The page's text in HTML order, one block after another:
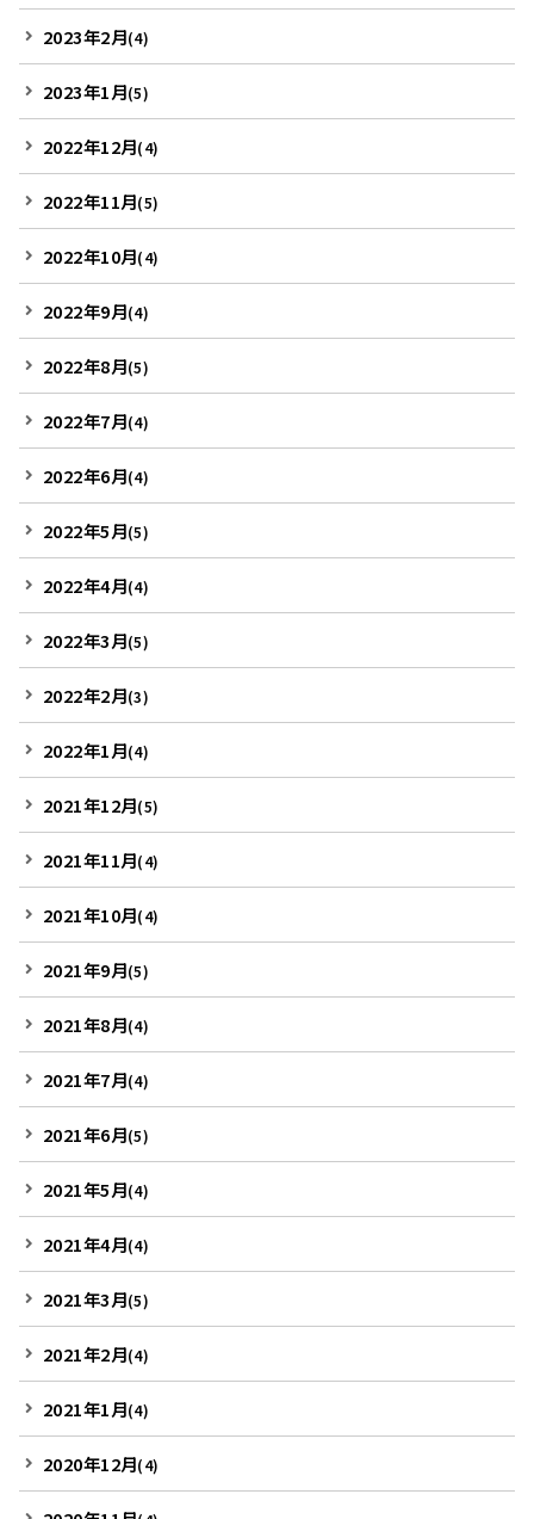
2023年2月(4)
2023年1月(5)
2022年12月(4)
2022年11月(5)
2022年10月(4)
2022年9月(4)
2022年8月(5)
2022年7月(4)
2022年6月(4)
2022年5月(5)
2022年4月(4)
2022年3月(5)
2022年2月(3)
2022年1月(4)
2021年12月(5)
2021年11月(4)
2021年10月(4)
2021年9月(5)
2021年8月(4)
2021年7月(4)
2021年6月(5)
2021年5月(4)
2021年4月(4)
2021年3月(5)
2021年2月(4)
2021年1月(4)
2020年12月(4)